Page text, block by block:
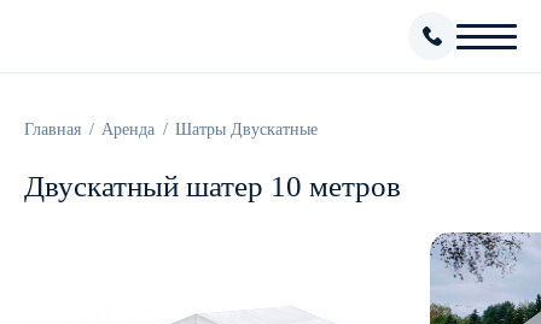
Главная Аренда Шатры Двускатные
Двускатный шатер 10 метров